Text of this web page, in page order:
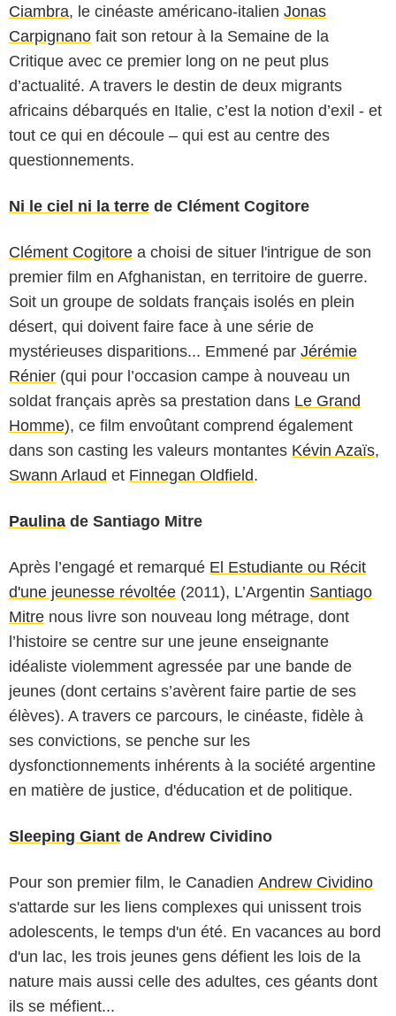
Ciambra, le cinéaste américano-italien Jonas
Carpignano fait son retour à la Semaine de la
Critique avec ce premier long on ne peut plus
d’actualité. A travers le destin de deux migrants
africains débarqués en Italie, c’est la notion d’exil - et
tout ce qui en découle – qui est au centre des
questionnements.
Ni le ciel ni la terre de Clément Cogitore
Clément Cogitore a choisi de situer l'intrigue de son
premier film en Afghanistan, en territoire de guerre.
Soit un groupe de soldats français isolés en plein
désert, qui doivent faire face à une série de
mystérieuses disparitions... Emmené par Jérémie
Rénier (qui pour l’occasion campe à nouveau un
soldat français après sa prestation dans Le Grand
Homme), ce film envoûtant comprend également
dans son casting les valeurs montantes Kévin Azaïs,
Swann Arlaud et Finnegan Oldfield.
Paulina de Santiago Mitre
Après l’engagé et remarqué El Estudiante ou Récit
d'une jeunesse révoltée (2011), L’Argentin Santiago
Mitre nous livre son nouveau long métrage, dont
l’histoire se centre sur une jeune enseignante
idéaliste violemment agressée par une bande de
jeunes (dont certains s’avèrent faire partie de ses
élèves). A travers ce parcours, le cinéaste, fidèle à
ses convictions, se penche sur les
dysfonctionnements inhérents à la société argentine
en matière de justice, d'éducation et de politique.
Sleeping Giant de Andrew Cividino
Pour son premier film, le Canadien Andrew Cividino
s'attarde sur les liens complexes qui unissent trois
adolescents, le temps d'un été. En vacances au bord
d'un lac, les trois jeunes gens défient les lois de la
nature mais aussi celle des adultes, ces géants dont
ils se méfient...